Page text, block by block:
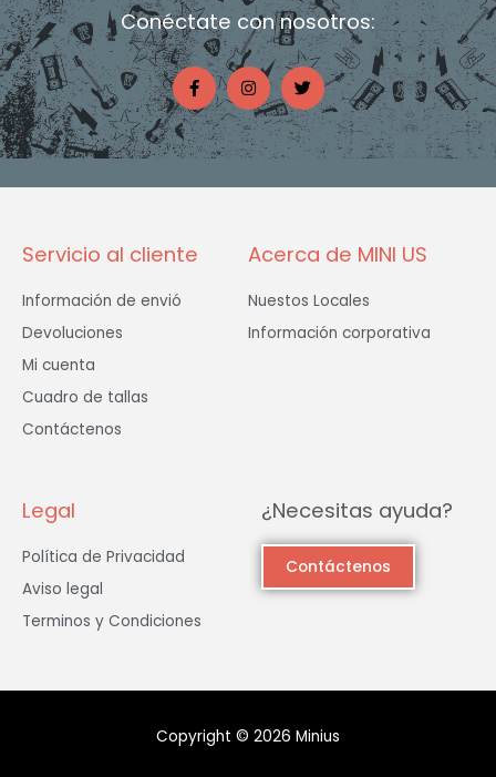
Conéctate con nosotros:
F
a
c
e
b
o
o
I
n
s
t
a
g
r
T
w
i
t
t
e
Servicio al cliente
Información de envió
Devoluciones
Mi cuenta
Cuadro de tallas
Contáctenos
Acerca de MINI US
Nuestos Locales
Información corporativa
Legal
Política de Privacidad
Aviso legal
Terminos y Condiciones
¿Necesitas ayuda?
Contáctenos
Copyright © 2026 Minius